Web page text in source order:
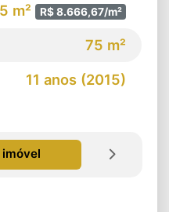
m² R$ 8.666,67/m²
75 m²
11 anos (2015)